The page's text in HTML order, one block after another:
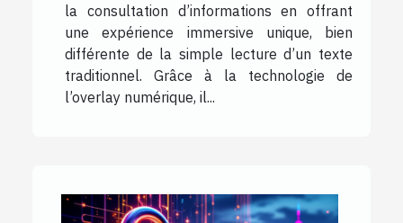
la consultation d’informations en offrant
une expérience immersive unique, bien
différente de la simple lecture d’un texte
traditionnel. Grâce à la technologie de
l’overlay numérique, il...